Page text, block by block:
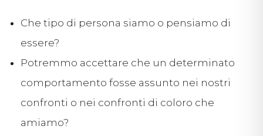
Che tipo di persona siamo o pensiamo di
essere?
Potremmo accettare che un determinato
comportamento fosse assunto nei nostri
confronti o nei confronti di coloro che
amiamo?